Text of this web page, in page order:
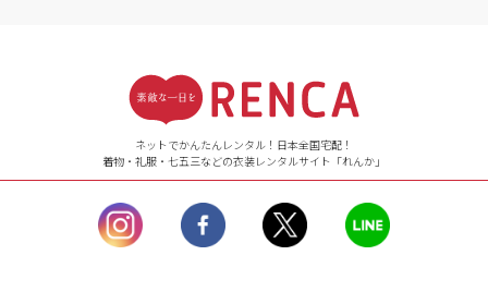
【ご注文（インターネット）】
24時間年中無休
【お問い合わせ窓口（メー
ル）】10:00~17:00
土曜日、日曜日、臨
時休業日を除く。
営業時間外にいただ
ネットでかんたんレンタル！日本全国宅配！
着物・礼服・七五三などの衣装レンタルサイト「れんか」